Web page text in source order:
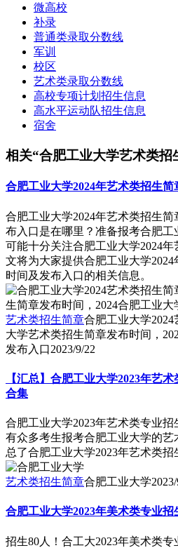
微高校
补录
普通类录取分数线
军训
校区
艺术类录取分数线
高校专项计划招生信息
高水平运动队招生信息
宿舍
相关“合肥工业大学艺术类招
合肥工业大学2024年艺术类招生简
合肥工业大学2024年艺术类招生
布入口是在哪里？准备报考合肥
可能十分关注合肥工业大学2024
文将为大家提供合肥工业大学
时间及发布入口的相关信息。
艺术类招生简章合肥工业大学
大学艺术类招生简章发布时间，
发布入口2023/9/22
【汇总】合肥工业大学2023年艺
合集
合肥工业大学2023年艺术类专业
有众多考生报考合肥工业大学的
总了合肥工业大学2023年艺术类招
艺术类招生简章合肥工业大学2023/
合肥工业大学2023年美术类专业招
招生80人！合工大2023年美术类